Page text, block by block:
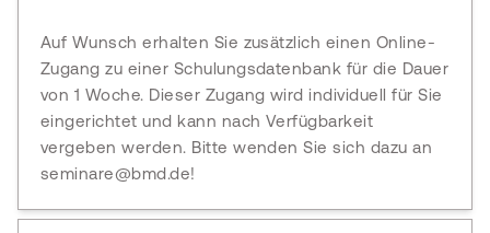
Auf Wunsch erhalten Sie zusätzlich einen Online-
Zugang zu einer Schulungsdatenbank für die Dauer
von 1 Woche. Dieser Zugang wird individuell für Sie
eingerichtet und kann nach Verfügbarkeit
vergeben werden. Bitte wenden Sie sich dazu an
seminare@bmd.de!